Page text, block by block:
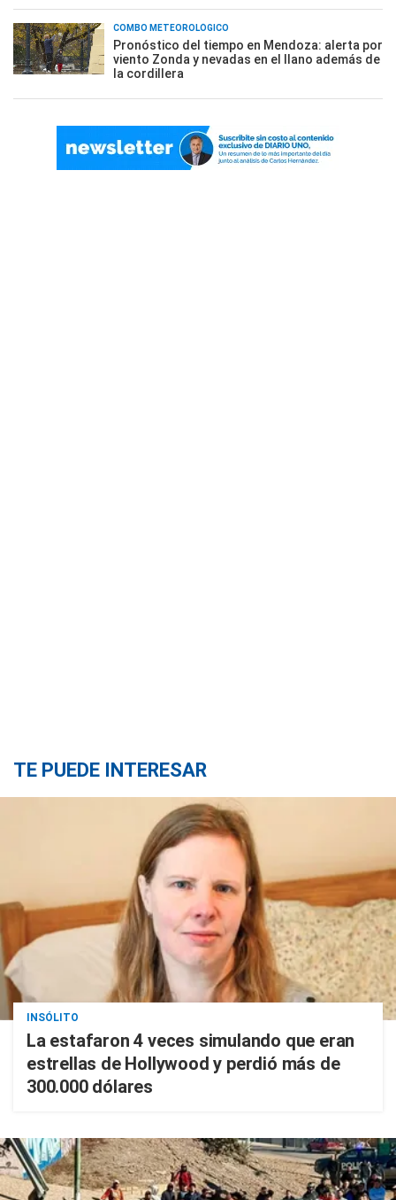
COMBO METEOROLÓGICO
Pronóstico del tiempo en Mendoza: alerta por
viento Zonda y nevadas en el llano además de
la cordillera
TE PUEDE INTERESAR
INSÓLITO
La estafaron 4 veces simulando que eran
estrellas de Hollywood y perdió más de
300.000 dólares